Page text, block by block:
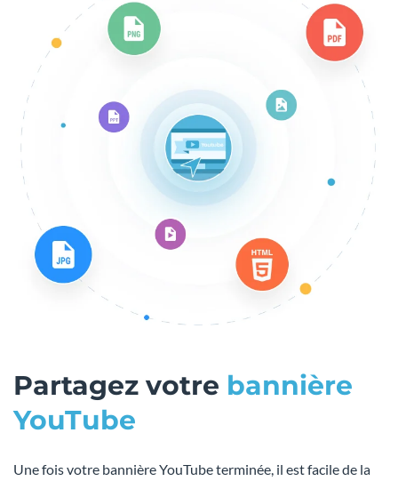
Partagez votre bannière
YouTube
Une fois votre bannière YouTube terminée, il est facile de la